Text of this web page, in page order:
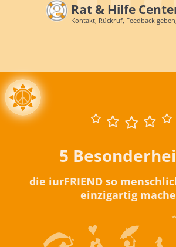
Rat & Hilfe
Kontakt, Rückruf, Feedback
5
die iurFRIEND so
einzigartig